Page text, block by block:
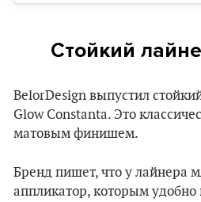
Стойкий
BelorDesign выпустил
Glow Constanta. Это
матовым финишем.
Бренд пишет, что у лайнера
аппликатор, которым удобно